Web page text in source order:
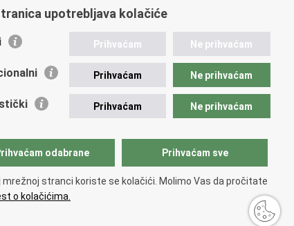
upotrebljava kolačiće
Prihvaćam Ne prihvaćam
Prihvaćam Ne prihvaćam
Prihvaćam Ne prihvaćam
odabrane Prihvaćam sve
mrežnoj stranci koriste se kolačići. Molimo Vas da pročitate
o kolačićima.